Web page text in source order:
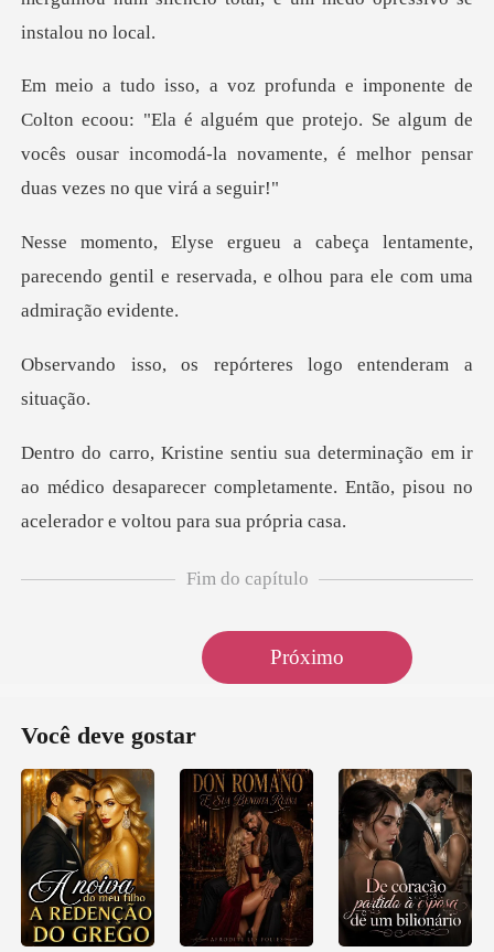
u: "Ela é alguém que protejo. Se algum de
vocês ousar incomodá
amente,
parecendo gentil e reservada, e o
repórteres logo en
em ir
ao médico desaparecer completamente. Então,
Fim do capítulo
Próximo
Você deve gostar